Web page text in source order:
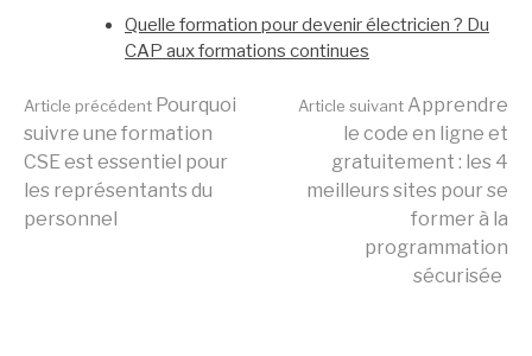
Quelle formation pour devenir électricien ? Du
CAP aux formations continues
Lire
la
Article précédent Pourquoi
suivre une formation
CSE est essentiel pour
les représentants du
personnel
Article suivant Apprendre
le code en ligne et
gratuitement : les 4
meilleurs sites pour se
former à la
programmation
sécurisée